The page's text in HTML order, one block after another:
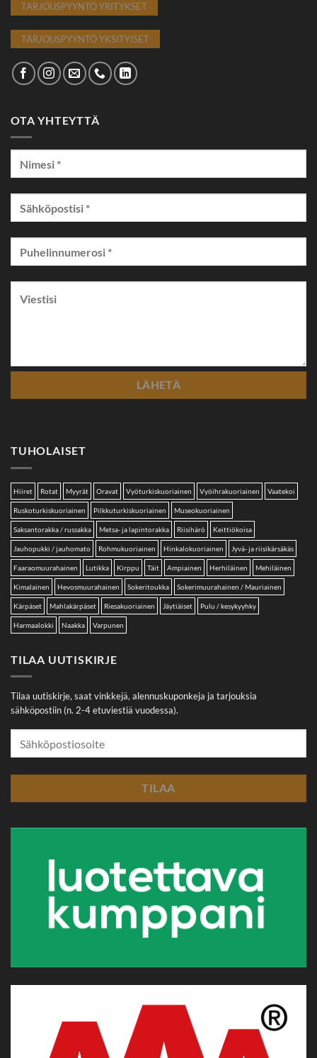
TARJOUSPYYNTÖ YRITYKSET
TARJOUSPYYNTÖ YKSITYISET
OTA YHTEYTTÄ
TUHOLAISET
Hiiret Rotat Myyrät Oravat Vyöturkiskuoriainen Vyöihrakuoriainen Vaatekoi
Ruskoturkiskuoriainen Pilkkuturkiskuoriainen Museokuoriainen
Saksantorakka / russakka Metsa- ja lapintorakka Riisihärö Keittiökoisa
Jauhopukki / jauhomato Rohmukuoriainen Hinkalokuoriainen Jyvä- ja riisikärsäkäs
Faaraomuurahainen Lutikka Kirppu Täit Ampiainen Herhiläinen Mehiläinen
Kimalainen Hevosmuurahainen Sokeritoukka Sokerimuurahainen / Mauriainen
Kärpäset Mahlakärpäset Riesakuoriainen Jäytiäiset Pulu / kesykyyhky
Harmaalokki Naakka Varpunen
TILAA UUTISKIRJE
Tilaa uutiskirje, saat vinkkejä, alennuskuponkeja ja tarjouksia
sähköpostiin (n. 2-4 etuviestiä vuodessa).